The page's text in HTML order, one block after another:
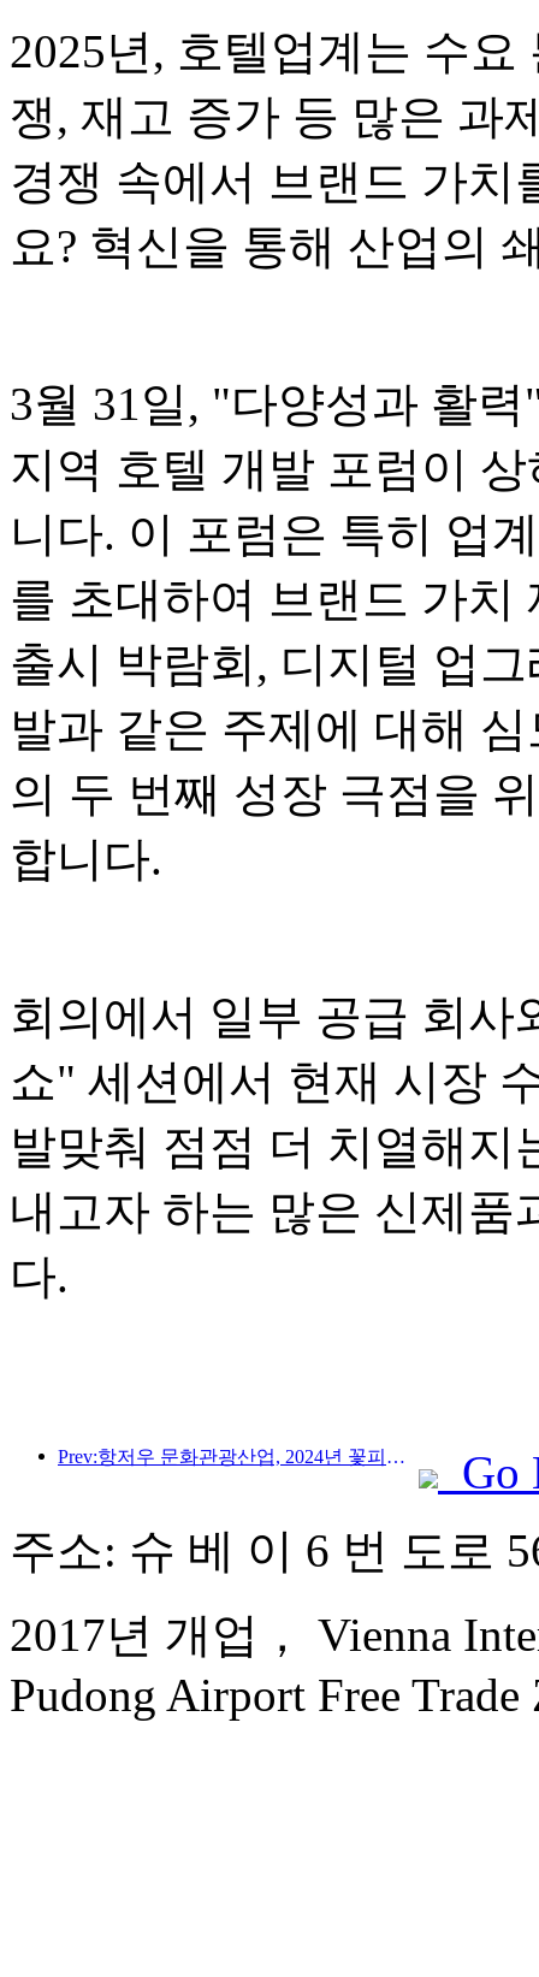
2025년, 호텔업계는 수
쟁, 재고 증가 등 많은 과
경쟁 속에서 브랜드 가치
요? 혁신을 통해 산업의
3월 31일, "다양성과 활
지역 호텔 개발 포럼이
니다. 이 포럼은 특히 업
를 초대하여 브랜드 가치
출시 박람회, 디지털 업
발과 같은 주제에 대해
의 두 번째 성장 극점을
합니다.
회의에서 일부 공급 회
쇼" 세션에서 현재 시장
발맞춰 점점 더 치열해
내고자 하는 많은 신제품
다.
Prev:항저우 문화관광산업, 2024년 꽃피운다…문화부가가치 3400억 돌파, 유입 관광객 2배로 증가
Go
주소: 슈 베 이 6 번 도로
2017년 개업， Vienna
Pudong Airport Free Trade